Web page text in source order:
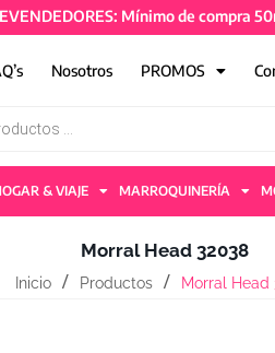
Mínimo de compra
Nosotros PROMOS
& VIAJE MARROQUINERÍA
Morral Head 32038
Inicio Productos Morral Head